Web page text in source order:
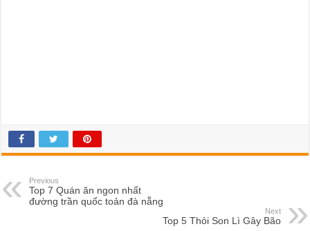
Previous
Top 7 Quán ăn ngon nhất
đường trần quốc toản đà nẵng
Next
Top 5 Thỏi Son Lì Gây Bão